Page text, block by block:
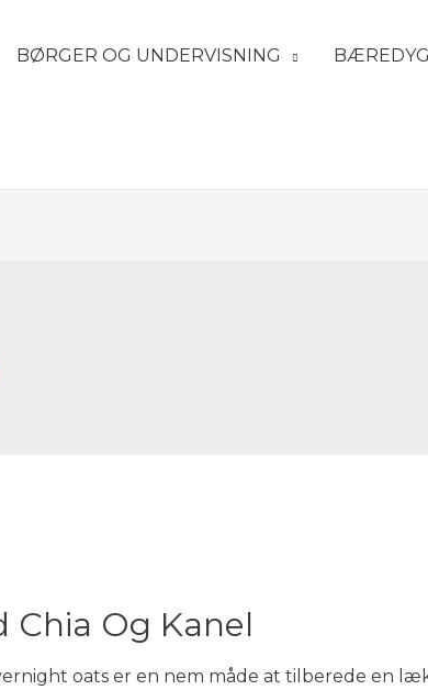
BØRGER OG UNDERVISNING
Chia Og Kanel
oats er en nem måde at tilberede en